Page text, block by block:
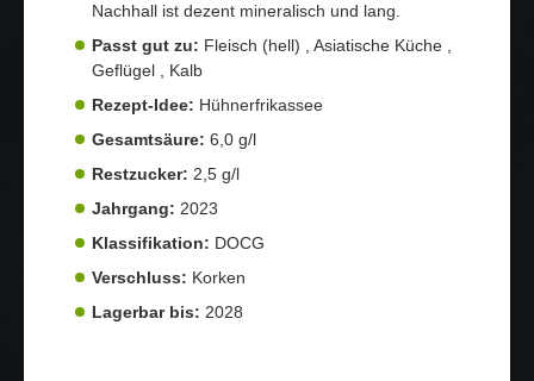
Nachhall ist dezent mineralisch und lang.
Passt gut zu: Fleisch (hell) , Asiatische Küche ,
Geflügel , Kalb
Rezept-Idee: Hühnerfrikassee
Gesamtsäure: 6,0 g/l
Restzucker: 2,5 g/l
Jahrgang: 2023
Klassifikation: DOCG
Verschluss: Korken
Lagerbar bis: 2028